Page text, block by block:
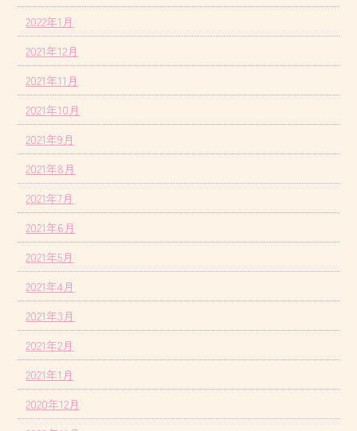
2022年1月
2021年12月
2021年11月
2021年10月
2021年9月
2021年8月
2021年7月
2021年6月
2021年5月
2021年4月
2021年3月
2021年2月
2021年1月
2020年12月